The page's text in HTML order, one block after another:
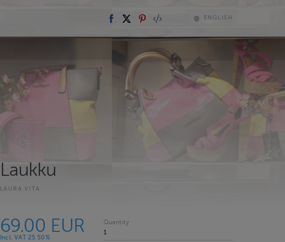
ENGLISH
Laukku
LAURA VITA
69.00 EUR
Incl. VAT 25.50%
Quantity